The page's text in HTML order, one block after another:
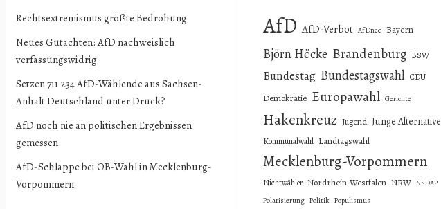
Rechtsextremismus größte Bedrohung
Neues Gutachten: AfD nachweislich
verfassungswidrig
Setzen 711.234 AfD-Wählende aus Sachsen-
Anhalt Deutschland unter Druck?
AfD noch nie an politischen Ergebnissen
gemessen
AfD-Schlappe bei OB-Wahl in Mecklenburg-
Vorpommern
AfD AfD-Verbot AfDnee Bayern
Björn Höcke Brandenburg BSW
Bundestag Bundestagswahl CDU
Demokratie Europawahl Gerichte
Hakenkreuz Jugend Junge Alternative
Kommunalwahl Landtagswahl
Mecklenburg-Vorpommern
Nichtwähler Nordrhein-Westfalen NRW NSDAP
Polarisierung Politik Populismus